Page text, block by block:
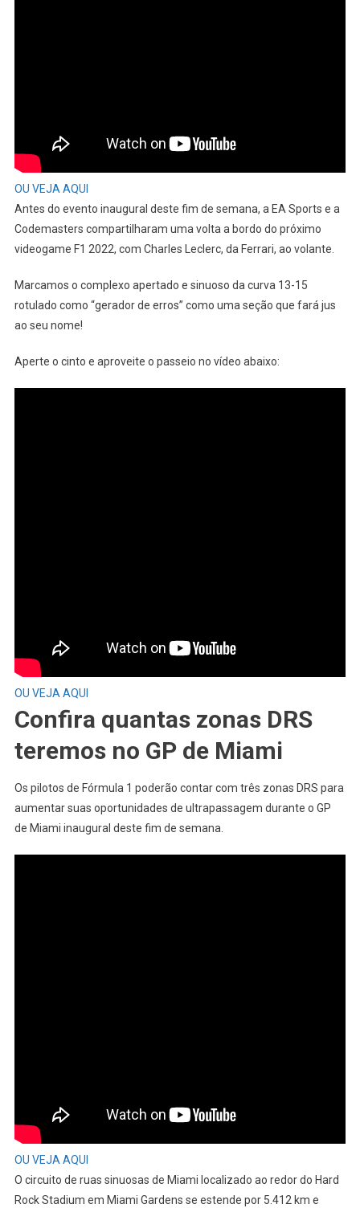
OU VEJA AQUI
Antes do evento inaugural deste fim de semana, a EA Sports e a
Codemasters compartilharam uma volta a bordo do próximo
videogame F1 2022, com Charles Leclerc, da Ferrari, ao volante.
Marcamos o complexo apertado e sinuoso da curva 13-15
rotulado como “gerador de erros” como uma seção que fará jus
ao seu nome!
Aperte o cinto e aproveite o passeio no vídeo abaixo:
OU VEJA AQUI
Confira quantas zonas DRS
teremos no GP de Miami
Os pilotos de Fórmula 1 poderão contar com três zonas DRS para
aumentar suas oportunidades de ultrapassagem durante o GP
de Miami inaugural deste fim de semana.
OU VEJA AQUI
O circuito de ruas sinuosas de Miami localizado ao redor do Hard
Rock Stadium em Miami Gardens se estende por 5.412 km e